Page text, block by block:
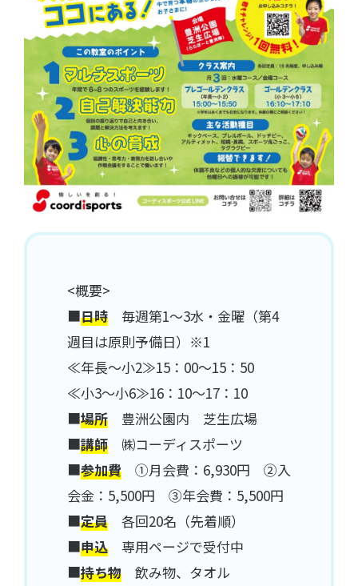
<概要>
■日時 毎週第1～3水・金曜（第4
週目は原則予備日）※1
≪年長～小2≫15：00～15：50
≪小3～小6≫16：10～17：10
■場所 豊洲公園内 芝生広場
■講師 ㈱コーディスポーツ
■参加費 ①月会費：6,930円 ②入
会金：5,500円 ③年会費：5,500円
■定員 各回20名（先着順）
■申込 専用ページで受付中
■持ち物 飲み物、タオル